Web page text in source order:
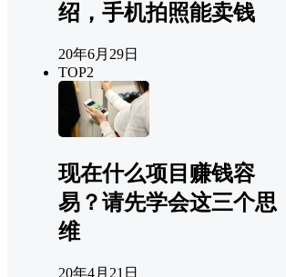
绍，手机拍照能卖钱
20年6月29日
TOP2
现在什么项目赚钱容
易？请先学会这三个思
维
20年4月21日